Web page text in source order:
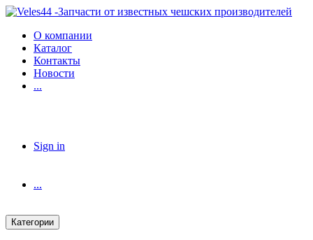
Skip
navigation
Skip
contentО компании
Каталог
Контакты
Новости
...
Sign in
...
Категории